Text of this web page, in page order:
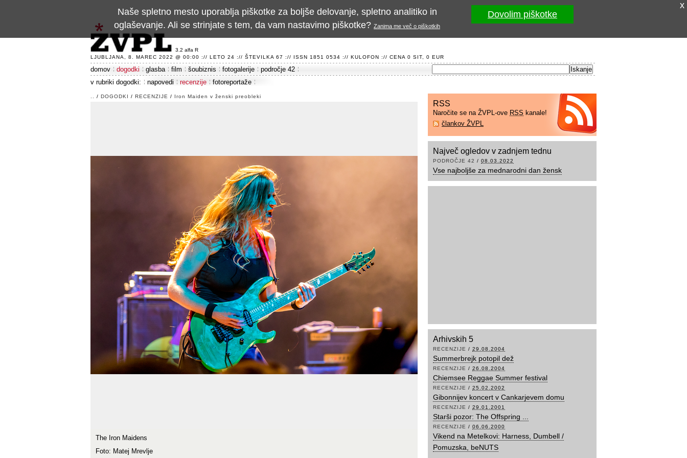
3.2 alfa R
LJUBLJANA, 8. MAREC 2022 @ 00:00 :// LETO 24 :// ŠTEVILKA 67 :// ISSN 1851 0534 :// KULOFON :// CENA 0 SIT, 0 EUR
domov dogodki glasba film šoubiznis fotogalerije
področje 42
v rubriki dogodki:
napovedi recenzije fotoreportaže
/ DOGODKI / RECENZIJE / Iron Maiden v ženski preobleki
The Iron Maidens
Foto: Matej Mrevlje
RSS
Naročite se na ŽVPL-ove RSS kanale!
člankov ŽVPL
Največ ogledov v zadnjem tednu
PODROČJE 42 / 08.03.2022
Vse najboljše za mednarodni dan žensk
Arhivskih 5
RECENZIJE / 29.08.2004
Summerbrejk potopil dež
RECENZIJE / 26.08.2004
Chiemsee Reggae Summer festival
RECENZIJE / 25.02.2002
Gibonnijev koncert v Cankarjevem domu
RECENZIJE / 29.01.2001
Starši pozor: The Offspring ...
RECENZIJE / 06.06.2000
Vikend na Metelkovi: Harness, Dumbell /
Pomuzska, beNUTS
x
Naše spletno mesto uporablja piškotke za boljše delovanje, spletno analitiko in
oglaševanje. Ali se strinjate s tem, da vam nastavimo piškotke? Zanima me več o piškotkih
Dovolim piškotke